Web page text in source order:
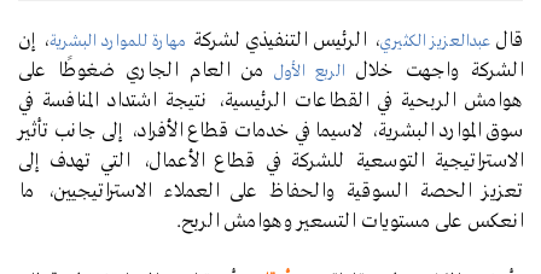
قالعبدالعزيز الكثيري، الرئيس التنفيذي لشركة مهارة للموارد البشرية، إن
الشركة واجهت خلال الربع الأول من العام الجاري ضغوطًا على
هوامش الربحية في القطاعات الرئيسية، نتيجة اشتداد المنافسة في
سوق الموارد البشرية، لاسيما في خدمات قطاع الأفراد، إلى جانب تأثير
الاستراتيجية التوسعية للشركة في قطاع الأعمال، التي تهدف إلى
تعزيز الحصة السوقية والحفاظ على العملاء الاستراتيجيين، ما
انعكس على مستويات التسعير وهوامش الربح.